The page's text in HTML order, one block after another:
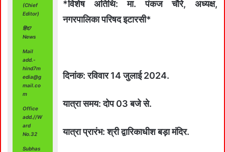
(Chief
Editor)
हिंद7
News
Mail
add.-
hind7m
edia@g
mail.co
m
Office
add.//W
ard
No.32
Subhas
*विशेष अतिथि: मा. पंकज चौरे, अध्यक्ष,
नगरपालिका परिषद इटारसी*
दिनांक: रविवार 14 जुलाई 2024.
यात्रा समय: दोप 03 बजे से.
यात्रा प्रारंभ: श्री द्वारिकाधीश बड़ा मंदिर.